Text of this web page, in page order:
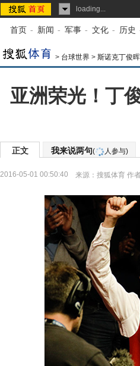
loading...
首页 - 新闻 - 军事 - 文化 - 历史
> 台球世界 > 斯诺克丁俊
亚洲荣光！丁
正文 我来说两句( 人参与)
2016-05-01 00:50:40 来源： 搜狐体育 作